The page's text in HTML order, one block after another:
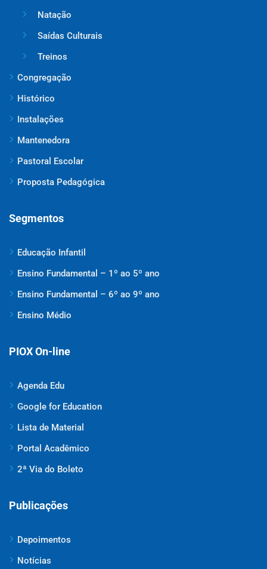
Natação
Saídas Culturais
Treinos
Congregação
Histórico
Instalações
Mantenedora
Pastoral Escolar
Proposta Pedagógica
Segmentos
Educação Infantil
Ensino Fundamental – 1º ao 5º ano
Ensino Fundamental – 6º ao 9º ano
Ensino Médio
PIOX On-line
Agenda Edu
Google for Education
Lista de Material
Portal Acadêmico
2ª Via do Boleto
Publicações
Depoimentos
Notícias